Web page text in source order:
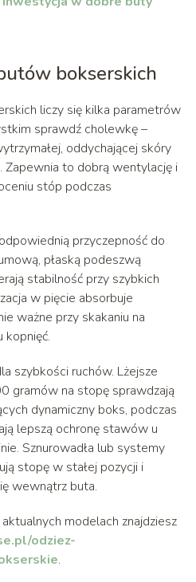
bokserskich
liczy się kilka parametrów
sprawdź cholewkę –
oddychającej skóry
Zapewnia to dobrą wentylację i
stóp podczas
przyczepność do
płaską podeszwą
stabilność przy szybkich
w pięcie absorbuje
ważne przy skakaniu na
kopnięć.
szybkości ruchów. Lżejsze
gramów na stopę sprawdzają
dynamiczny boks, podczas
lepszą ochronę stawów u
Sznurowadła lub systemy
stopę w stałej pozycji i
wewnątrz buta.
modelach znajdziesz
odziez-
.